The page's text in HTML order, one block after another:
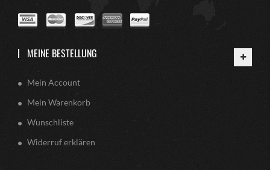
MEINE BESTELLUNG
Mein Account
Mein Warenkorb
Wunschliste
Widerruf erklären